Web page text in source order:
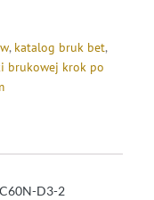
, katalog bruk bet,
brukowej krok po
D3-2